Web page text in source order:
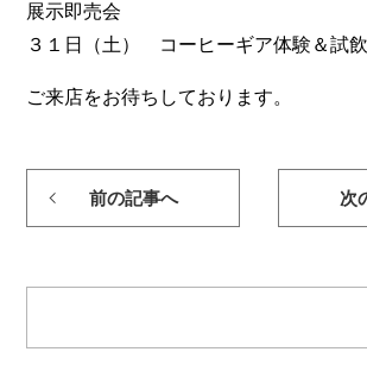
展示即売会
３１日（土） コーヒーギア体験＆試
ご来店をお待ちしております。
前の記事へ 次